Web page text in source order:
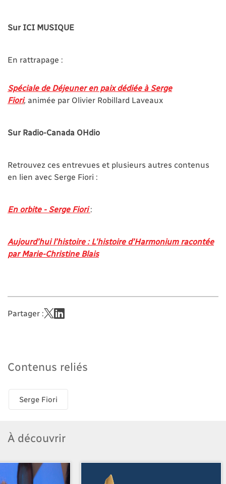
Sur ICI MUSIQUE
En rattrapage :
Spéciale de Déjeuner en paix dédiée à Serge
Fiori, animée par Olivier Robillard Laveaux
Sur Radio-Canada OHdio
Retrouvez ces entrevues et plusieurs autres contenus
en lien avec Serge Fiori :
En orbite - Serge Fiori:
Aujourd’hui l’histoire : L’histoire d’Harmonium racontée
par Marie-Christine Blais
Partager :
Contenus reliés
Serge Fiori
À découvrir